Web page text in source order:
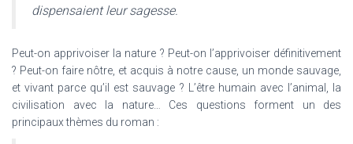
dispensaient leur sagesse.
Peut-on apprivoiser la nature ? Peut-on l’apprivoiser définitivement
? Peut-on faire nôtre, et acquis à notre cause, un monde sauvage,
et vivant parce qu’il est sauvage ? L’être humain avec l’animal, la
civilisation avec la nature… Ces questions forment un des
principaux thèmes du roman :